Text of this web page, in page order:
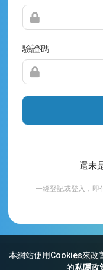
本網站使用Cookies來改
的私隱政
驗證碼
還未
一經登記或登入，
網站索引